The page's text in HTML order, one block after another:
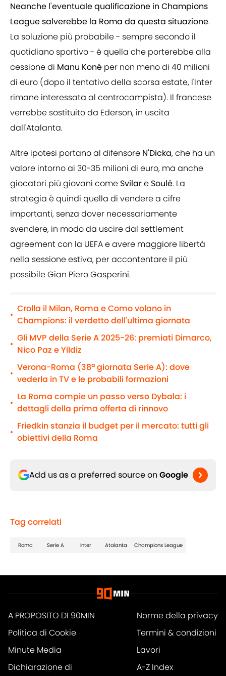
Neanche l'eventuale qualificazione in Champions
League salverebbe la Roma da questa situazione.
La soluzione più probabile - sempre secondo il
quotidiano sportivo - è quella che porterebbe alla
cessione di Manu Koné per non meno di 40 milioni
di euro (dopo il tentativo della scorsa estate, l'Inter
rimane interessata al centrocampista). Il francese
verrebbe sostituito da Ederson, in uscita
dall'Atalanta.
Altre ipotesi portano al difensore N'Dicka, che ha un
valore intorno ai 30-35 milioni di euro, ma anche
giocatori più giovani come Svilare Soulé. La
strategia è quindi quella di vendere a cifre
importanti, senza dover necessariamente
svendere, in modo da uscire dal settlement
agreement con la UEFA e avere maggiore libertà
nella sessione estiva, per accontentare il più
possibile Gian Piero Gasperini.
•
Crolla il Milan, Roma e Como volano in
Champions: il verdetto dell'ultima giornata
•
Gli MVP della Serie A 2025-26: premiati Dimarco,
Nico Paz e Yildiz
•
Verona-Roma (38ª giornata Serie A): dove
vederla in TV e le probabili formazioni
•
La Roma compie un passo verso Dybala: i
dettagli della prima offerta di rinnovo
•
Friedkin stanzia il budget per il mercato: tutti gli
obiettivi della Roma
Add us as a preferred source on Google
Tag correlati
Roma Serie A Inter Atalanta Champions League
A PROPOSITO DI 90MIN
Norme della privacy
Politica di Cookie
Termini & condizioni
Minute Media
Lavori
Dichiarazione di
A-Z Index